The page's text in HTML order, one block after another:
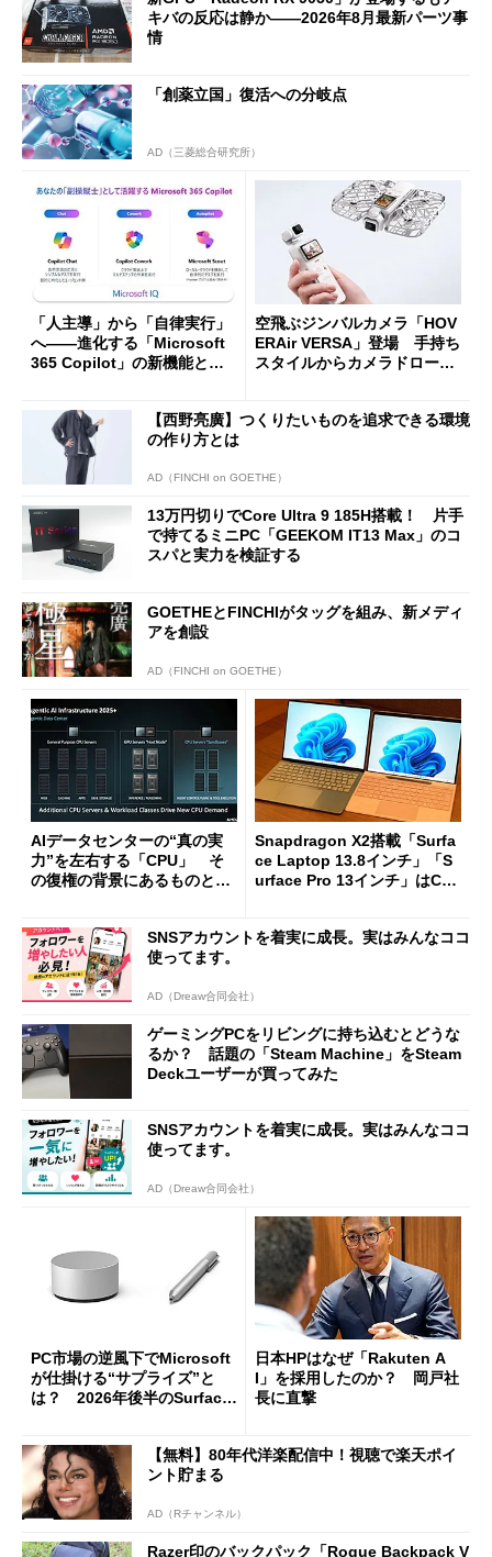
キバの反応は静か――2026年8月最新パーツ事
情
「創薬立国」復活への分岐点
AD（三菱総合研究所）
「人主導」から「自律実行」
へ――進化する「Microsoft
365 Copilot」の新機能とエ
空飛ぶジンバルカメラ「HOV
ERAir VERSA」登場 手持ち
スタイルからカメラドローン
【西野亮廣】つくりたいものを追求できる環境
の作り方とは
AD（FINCHI on GOETHE）
13万円切りでCore Ultra 9 185H搭載！ 片手
で持てるミニPC「GEEKOM IT13 Max」のコ
スパと実力を検証する
GOETHEとFINCHIがタッグを組み、新メディ
アを創設
AD（FINCHI on GOETHE）
AIデータセンターの“真の実
力”を左右する「CPU」 そ
の復権の背景にあるものと
Snapdragon X2搭載「Surfa
ce Laptop 13.8インチ」「S
urface Pro 13インチ」はCop
た
SNSアカウントを着実に成長。実はみんなココ
使ってます。
AD（Dreaw合同会社）
ゲーミングPCをリビングに持ち込むとどうな
るか？ 話題の「Steam Machine」をSteam
Deckユーザーが買ってみた
SNSアカウントを着実に成長。実はみんなココ
使ってます。
AD（Dreaw合同会社）
PC市場の逆風下でMicrosoft
が仕掛ける“サプライズ”と
は？ 2026年後半のSurface
日本HPはなぜ「Rakuten A
I」を採用したのか？ 岡戸社
長に直撃
【無料】80年代洋楽配信中！視聴で楽天ポイ
ント貯まる
AD（Rチャンネル）
Razer印のバックパック「Rogue Backpack V